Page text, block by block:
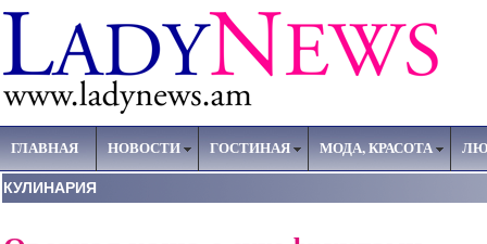
ГЛАВНАЯ НОВОСТИ ГОСТИНАЯ МОДА, КРАСОТА
КУЛИНАРИЯ